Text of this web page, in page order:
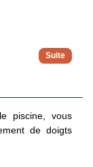
: vin local,
: boissons
sans alcool,
et sujet à
jour).
nautiques,
piscine, vous
de doigts